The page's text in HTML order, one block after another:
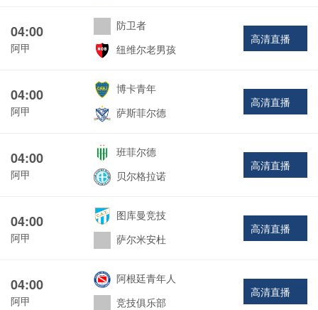
04:00
阿甲
防卫者
纽维尔老男孩
高清直播
04:00
阿甲
博卡青年
萨斯菲尔德
高清直播
04:00
阿甲
班菲尔德
贝尔格拉诺
高清直播
04:00
阿甲
图库曼竞技
萨尔米安杜
高清直播
04:00
阿甲
阿根廷青年人
竞技俱乐部
高清直播